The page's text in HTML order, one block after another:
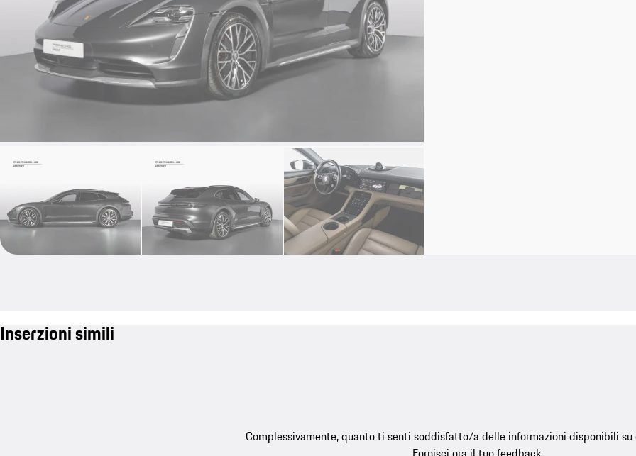
Inserzioni simili
Complessivamente, quanto ti senti soddisfatto/a delle informazioni disponibili su